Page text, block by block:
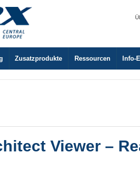
Zusatzprodukte Ressourcen Info-
Viewer –